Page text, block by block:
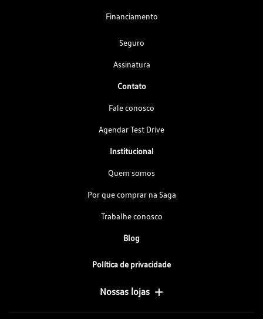
Financiamento
Seguro
Assinatura
Contato
Fale conosco
Agendar Test Drive
Institucional
Quem somos
Por que comprar na Saga
Trabalhe conosco
Blog
Política de privacidade
Nossas lojas